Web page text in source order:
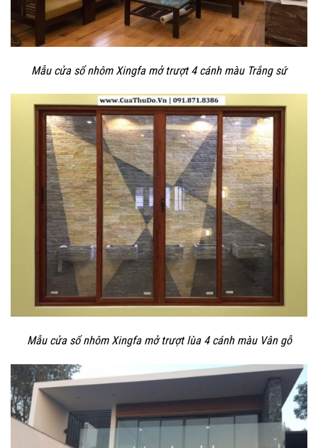
Mẫu cửa sổ nhôm Xingfa mở trượt 4 cánh màu Trắng sứ
Mẫu cửa sổ nhôm Xingfa mở trượt lùa 4 cánh màu Vân gỗ